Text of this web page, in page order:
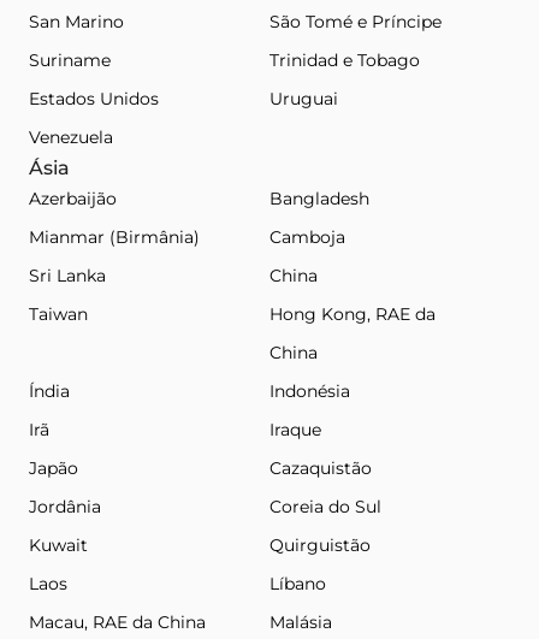
San Marino
São Tomé e Príncipe
Suriname
Trinidad e Tobago
Estados Unidos
Uruguai
Venezuela
Ásia
Azerbaijão
Bangladesh
Mianmar (Birmânia)
Camboja
Sri Lanka
China
Taiwan
Hong Kong, RAE da
China
Índia
Indonésia
Irã
Iraque
Japão
Cazaquistão
Jordânia
Coreia do Sul
Kuwait
Quirguistão
Laos
Líbano
Macau, RAE da China
Malásia